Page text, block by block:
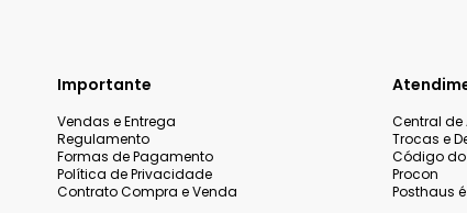
Importante
Vendas e Entrega
Regulamento
Formas de Pagamento
Política de Privacidade
Contrato Compra e Venda
Central
Trocas e
Código
Procon
Posthaus